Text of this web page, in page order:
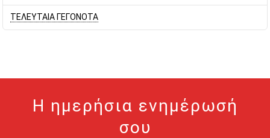
ΤΕΛΕΥΤΑΙΑ ΓΕΓΟΝΟΤΑ
Η ημερήσια ενημέρωσή
σου